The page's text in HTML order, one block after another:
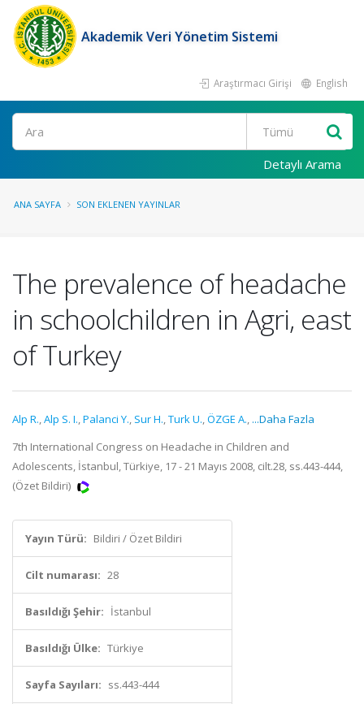
Akademik Veri Yönetim Sistemi
Araştırmacı Girişi English
Ara
Detaylı Arama
ANA SAYFA SON EKLENEN YAYINLAR
The prevalence of headache
in schoolchildren in Agri, east
of Turkey
Alp R.,Alp S. I.,Palanci Y., Sur H.,Turk U.,ÖZGE A., ...Daha Fazla
7th International Congress on Headache in Children and
Adolescents, İstanbul, Türkiye, 17 - 21 Mayıs 2008, cilt.28, ss.443-444,
(Özet Bildiri)
Yayın Türü: Bildiri / Özet Bildiri
Cilt numarası: 28
Basıldığı Şehir: İstanbul
Basıldığı Ülke: Türkiye
Sayfa Sayıları: ss.443-444